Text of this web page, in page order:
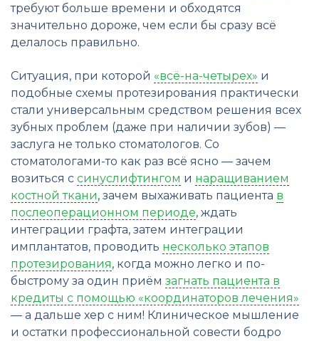
требуют больше времени и обходятся
значительно дороже, чем если бы сразу всё
делалось правильно.
Ситуация, при которой «всё-на-четырех» и
подобные схемы протезирования практически
стали универсальным средством решения всех
зубных проблем (даже при наличии зубов) —
заслуга не только стоматологов. Со
стоматологами-то как раз всё ясно — зачем
возиться с синуслифтингом и наращиванием
костной ткани, зачем выхаживать пациента в
послеоперационном периоде, ждать
интеграции графта, затем интеграции
имплантатов, проводить несколько этапов
протезирования, когда можно легко и по-
быстрому за один приём загнать пациента в
кредиты с помощью «координаторов лечения»
— а дальше хер с ним! Клиническое мышление
и остатки профессиональной совести бодро